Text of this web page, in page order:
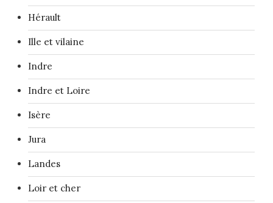
Hérault
Ille et vilaine
Indre
Indre et Loire
Isère
Jura
Landes
Loir et cher